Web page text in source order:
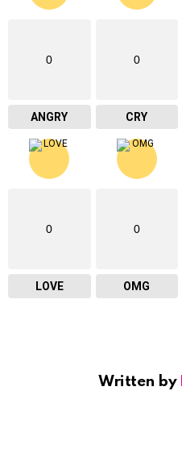
0
ANGRY
0
CRY
0
LOVE
0
OMG
Written by